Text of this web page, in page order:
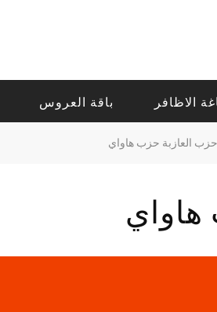
الاظافر باقة العروس
حزب العازبة حزب هاواي